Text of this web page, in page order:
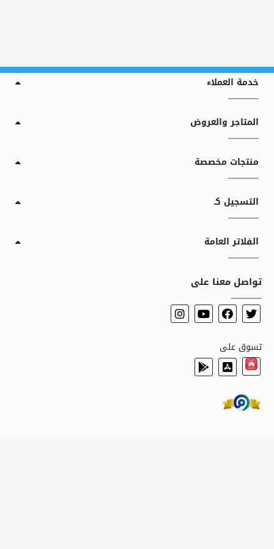
خدمة العملاء
المتاجر والعروض
منتجات مخصصة
التسجيل كـ
الفلاتر العامة
تواصل معنا على
تسوق على